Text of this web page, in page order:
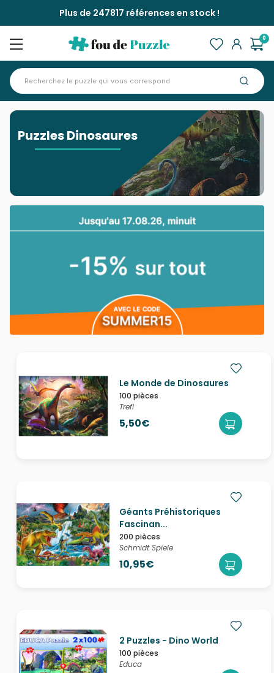
Plus de 247817 références en stock !
0
Puzzles Dinosaures
Le Monde de Dinosaures
100 pièces
Trefl
5,50€
Géants Préhistoriques
Fascinan...
200 pièces
Schmidt Spiele
10,95€
2 Puzzles - Dino World
100 pièces
Educa